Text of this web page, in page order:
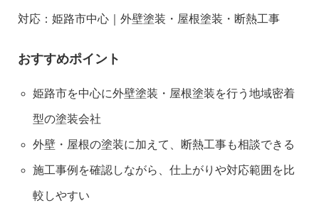
対応：姫路市中心｜外壁塗装・屋根塗装・断熱工事
おすすめポイント
姫路市を中心に外壁塗装・屋根塗装を行う地域密着
型の塗装会社
外壁・屋根の塗装に加えて、断熱工事も相談できる
施工事例を確認しながら、仕上がりや対応範囲を比
較しやすい